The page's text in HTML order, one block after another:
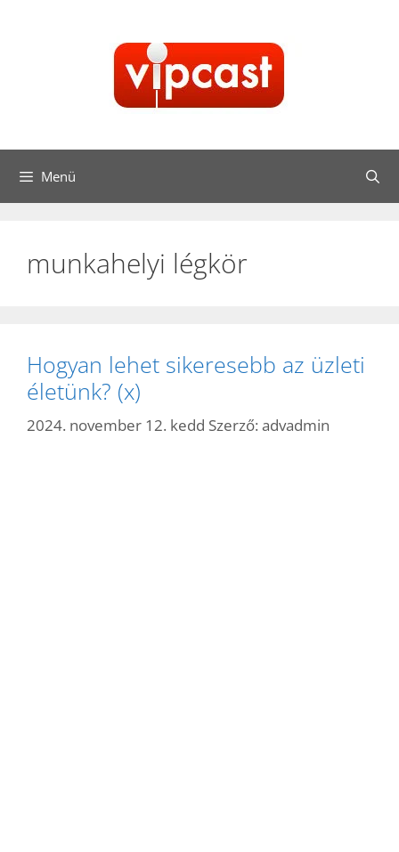
Menü
munkahelyi légkör
Hogyan lehet sikeresebb az üzleti
életünk? (x)
2024. november 12. kedd Szerző: advadmin